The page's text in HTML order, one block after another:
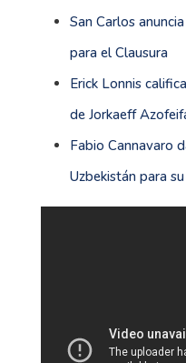
San Carlos
para el Clausura
Erick Lonnis
de Jorkaeff
Fabio Cannavaro
Uzbekistán para